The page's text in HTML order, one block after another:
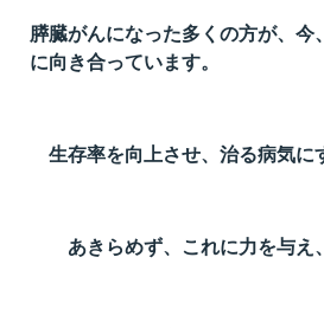
膵臓がんになった多くの方が、今
に向き合っています。
生存率を向上させ、治る病気に
あきらめず、これに力を与